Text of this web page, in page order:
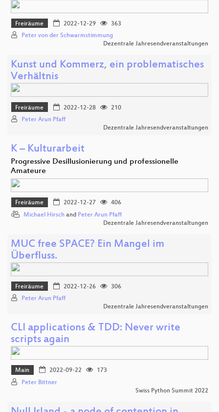
Freiräume 2022-12-29
363
Peter von der Schwarmstimmung
Dezentrale Jahresendveranstaltungen
Kunst und Kommerz, ein problematisches
Verhältnis
Freiräume 2022-12-28
210
Peter Arun Pfaff
Dezentrale Jahresendveranstaltungen
K – Kulturarbeit
Progressive Desillusionierung und professionelle
Amateure
Freiräume 2022-12-27
406
Michael Hirsch and Peter Arun Pfaff
Dezentrale Jahresendveranstaltungen
MUC free SPACE? Ein Mangel im
Überfluss.
Freiräume 2022-12-26
306
Peter Arun Pfaff
Dezentrale Jahresendveranstaltungen
CLI applications & TDD: Never write
scripts again
Main 2022-09-22
173
Peter Bittner
Swiss Python Summit 2022